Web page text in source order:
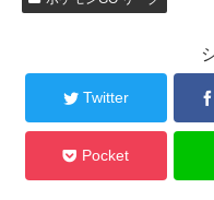
Twitter
Pocket